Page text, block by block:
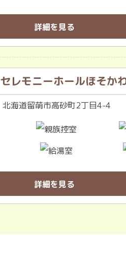
詳細を見る
セレモニーホールほそか
北海道留萌市高砂町2丁目4-4
詳細を見る